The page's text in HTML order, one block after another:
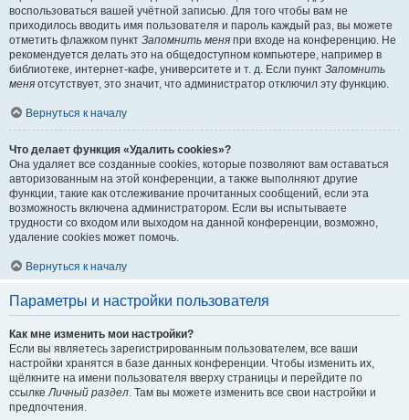
воспользоваться вашей учётной записью. Для того чтобы вам не
приходилось вводить имя пользователя и пароль каждый раз, вы можете
отметить флажком пункт Запомнить меня при входе на конференцию. Не
рекомендуется делать это на общедоступном компьютере, например в
библиотеке, интернет-кафе, университете и т. д. Если пункт Запомнить
меня отсутствует, это значит, что администратор отключил эту функцию.
Вернуться к началу
Что делает функция «Удалить cookies»?
Она удаляет все созданные cookies, которые позволяют вам оставаться
авторизованным на этой конференции, а также выполняют другие
функции, такие как отслеживание прочитанных сообщений, если эта
возможность включена администратором. Если вы испытываете
трудности со входом или выходом на данной конференции, возможно,
удаление cookies может помочь.
Вернуться к началу
Параметры и настройки пользователя
Как мне изменить мои настройки?
Если вы являетесь зарегистрированным пользователем, все ваши
настройки хранятся в базе данных конференции. Чтобы изменить их,
щёлкните на имени пользователя вверху страницы и перейдите по
ссылкеЛичный раздел. Там вы можете изменить все свои настройки и
предпочтения.